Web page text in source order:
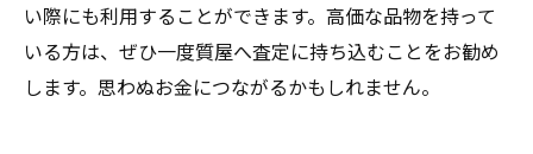
い際にも利用することができます。高価な品物を持って
いる方は、ぜひ一度質屋へ査定に持ち込むことをお勧め
します。思わぬお金につながるかもしれません。